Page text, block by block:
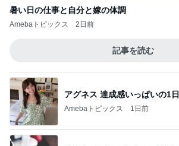
暑い日の仕事と自分と嫁の体調
Amebaトピックス 2日前
記事を読む
アグネス 達成感いっぱいの1日
Amebaトピックス 1日前